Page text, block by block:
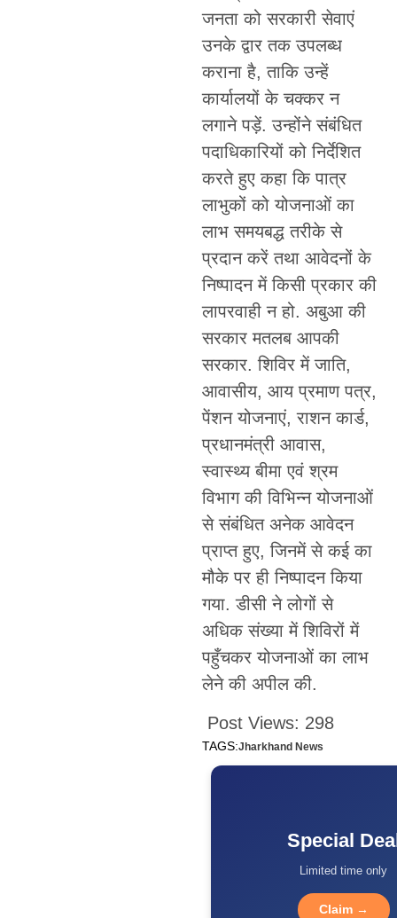
जनता को सरकारी सेवाएं
उनके द्वार तक उपलब्ध
कराना है, ताकि उन्हें
कार्यालयों के चक्कर न
लगाने पड़ें. उन्होंने संबंधित
पदाधिकारियों को निर्देशित
करते हुए कहा कि पात्र
लाभुकों को योजनाओं का
लाभ समयबद्ध तरीके से
प्रदान करें तथा आवेदनों के
निष्पादन में किसी प्रकार की
लापरवाही न हो. अबुआ की
सरकार मतलब आपकी
सरकार. शिविर में जाति,
आवासीय, आय प्रमाण पत्र,
पेंशन योजनाएं, राशन कार्ड,
प्रधानमंत्री आवास,
स्वास्थ्य बीमा एवं श्रम
विभाग की विभिन्न योजनाओं
से संबंधित अनेक आवेदन
प्राप्त हुए, जिनमें से कई का
मौके पर ही निष्पादन किया
गया. डीसी ने लोगों से
अधिक संख्या में शिविरों में
पहुँचकर योजनाओं का लाभ
लेने की अपील की.
Post Views: 298
TAGS:Jharkhand News
Special
Limited time only
Claim →